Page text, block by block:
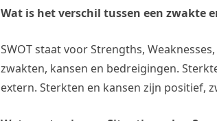
Wat is het verschil tussen een zwakte
SWOT staat voor Strengths,
zwakten, kansen en bedreigingen.
extern. Sterkten en kansen zijn positief,